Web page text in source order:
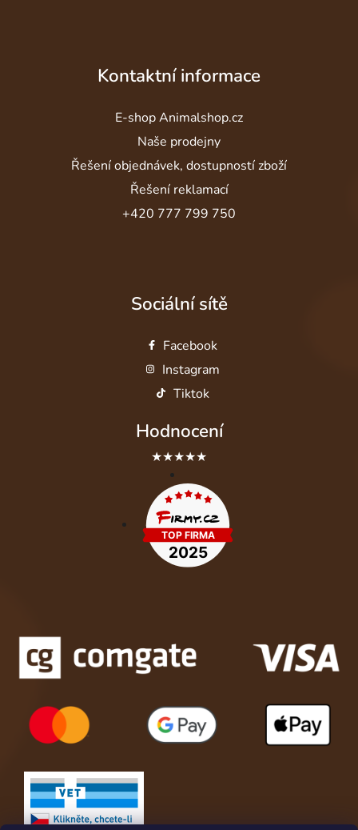
Kontaktní informace
E-shop Animalshop.cz
Naše prodejny
Řešení objednávek, dostupností zboží
Řešení reklamací
+420 777 799 750
Sociální sítě
Facebook
Instagram
Tiktok
Hodnocení
★★★★★